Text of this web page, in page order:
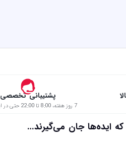
پشتیبانی تخصصی
7 روز هفته، 8:00 تا 22:00 حتی در ایام تعطیل
می‌گیرند…